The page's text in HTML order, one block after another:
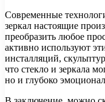
Современные
зеркал настоящие
преобразить любое
активно используют
инсталляций,
что стекло и зеркала
но и глубоко